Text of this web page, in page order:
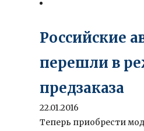
Российские
перешли в
предзаказа
22.01.2016
Теперь приобрести